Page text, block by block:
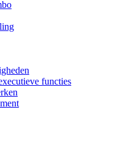
functies